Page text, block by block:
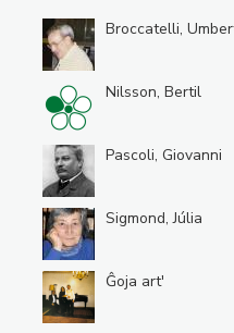
Broccatelli,
Nilsson, Bertil
Pascoli, Giovanni
Sigmond, Júlia
Ĝoja art'